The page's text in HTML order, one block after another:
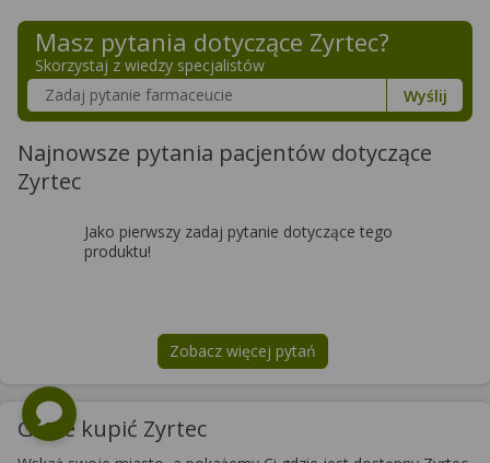
Masz pytania dotyczące Zyrtec?
Skorzystaj z wiedzy specjalistów
Szukaj w poradnikach o zdrowiu
Wyślij
Najnowsze pytania pacjentów dotyczące
Zyrtec
Jako pierwszy zadaj pytanie dotyczące tego
produktu!
Zobacz więcej pytań
na tematZyrtec
Gdzie kupić Zyrtec